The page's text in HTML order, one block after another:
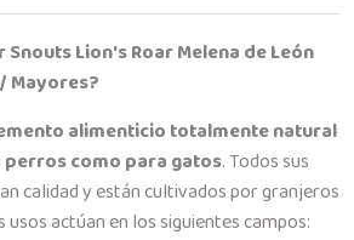
Snouts Lion's Roar Melena de León
Mayores?
alimenticio totalmente natural
como para gatos. Todos sus
calidad y están cultivados por granjeros
usos actúan en los siguientes campos: